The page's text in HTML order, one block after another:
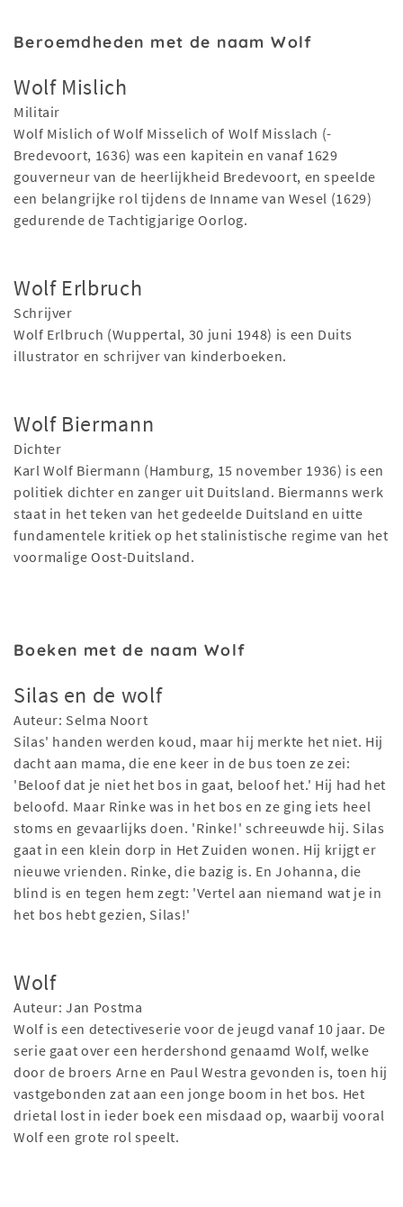
Beroemdheden met de naam Wolf
Wolf Mislich
Militair
Wolf Mislich of Wolf Misselich of Wolf Misslach (-
Bredevoort, 1636) was een kapitein en vanaf 1629
gouverneur van de heerlijkheid Bredevoort, en speelde
een belangrijke rol tijdens de Inname van Wesel (1629)
gedurende de Tachtigjarige Oorlog.
Wolf Erlbruch
Schrijver
Wolf Erlbruch (Wuppertal, 30 juni 1948) is een Duits
illustrator en schrijver van kinderboeken.
Wolf Biermann
Dichter
Karl Wolf Biermann (Hamburg, 15 november 1936) is een
politiek dichter en zanger uit Duitsland. Biermanns werk
staat in het teken van het gedeelde Duitsland en uitte
fundamentele kritiek op het stalinistische regime van het
voormalige Oost-Duitsland.
Boeken met de naam Wolf
Silas en de wolf
Auteur: Selma Noort
Silas' handen werden koud, maar hij merkte het niet. Hij
dacht aan mama, die ene keer in de bus toen ze zei:
'Beloof dat je niet het bos in gaat, beloof het.' Hij had het
beloofd. Maar Rinke was in het bos en ze ging iets heel
stoms en gevaarlijks doen. 'Rinke!' schreeuwde hij. Silas
gaat in een klein dorp in Het Zuiden wonen. Hij krijgt er
nieuwe vrienden. Rinke, die bazig is. En Johanna, die
blind is en tegen hem zegt: 'Vertel aan niemand wat je in
het bos hebt gezien, Silas!'
Wolf
Auteur: Jan Postma
Wolf is een detectiveserie voor de jeugd vanaf 10 jaar. De
serie gaat over een herdershond genaamd Wolf, welke
door de broers Arne en Paul Westra gevonden is, toen hij
vastgebonden zat aan een jonge boom in het bos. Het
drietal lost in ieder boek een misdaad op, waarbij vooral
Wolf een grote rol speelt.